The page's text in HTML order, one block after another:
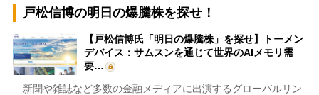
戸松信博の明日の爆騰株を探せ！
【戸松信博氏「明日の爆騰株」を探せ】トーメン
デバイス：サムスンを通じて世界のAIメモリ需
要…
新聞や雑誌など多数の金融メディアに出演するグローバルリン